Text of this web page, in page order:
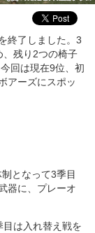
終了しました。3
残り2つの椅子
回は現在9位、初
アーズにスポッ
となって3季目
器に、プレーオ
は入れ替え戦を